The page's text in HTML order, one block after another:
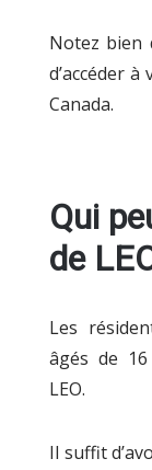
Notez bien
d’accéder
Canada.
Qui
de
Les
âgés de
LEO.
Il suffit